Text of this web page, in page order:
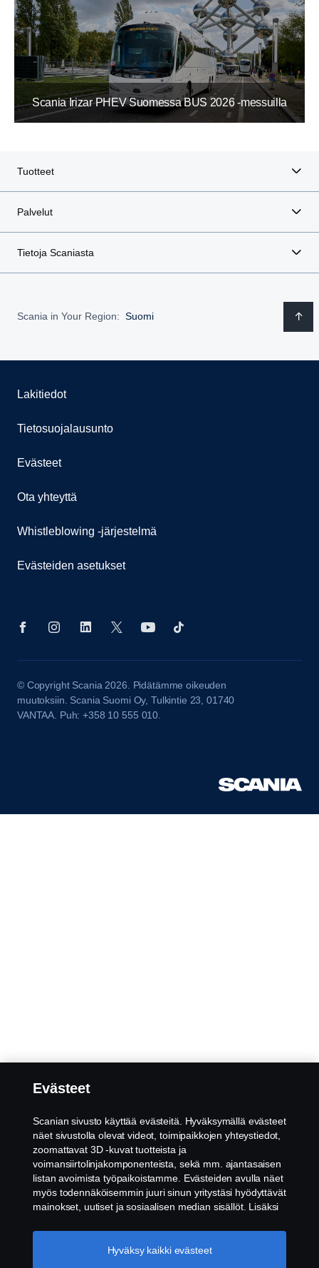
Scania Irizar PHEV Suomessa BUS 2026 -messuilla
Tuotteet
Palvelut
Tietoja Scaniasta
Scania in Your Region: Suomi
Lakitiedot
Tietosuojalausunto
Evästeet
Ota yhteyttä
Whistleblowing -järjestelmä
Evästeiden asetukset
© Copyright Scania 2026. Pidätämme oikeuden
muutoksiin. Scania Suomi Oy, Tulkintie 23, 01740
VANTAA. Puh: +358 10 555 010.
Evästeet
Scanian sivusto käyttää evästeitä. Hyväksymällä evästeet
näet sivustolla olevat videot, toimipaikkojen yhteystiedot,
zoomattavat 3D -kuvat tuotteista ja
voimansiirtolinjakomponenteista, sekä mm. ajantasaisen
listan avoimista työpaikoistamme. Evästeiden avulla näet
myös todennäköisemmin juuri sinun yritystäsi hyödyttävät
mainokset, uutiset ja sosiaalisen median sisällöt. Lisäksi
parantamiseksi, kun hyväksyt evästeet. Klikkaamalla
"Hyväksyn evästeet" annat suostumuksesi kaikkien
Hyväksy kaikki evästeet